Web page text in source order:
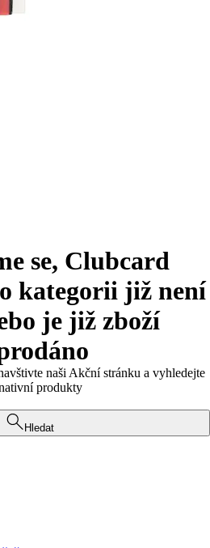
se, Clubcard
kategorii již není
je již zboží
naši Akční stránku a vyhledejte
produkty
Hledat